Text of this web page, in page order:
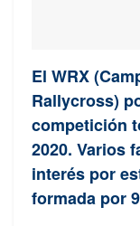
El WRX
Rallycross)
competición
2020. Varios
interés por
formada por